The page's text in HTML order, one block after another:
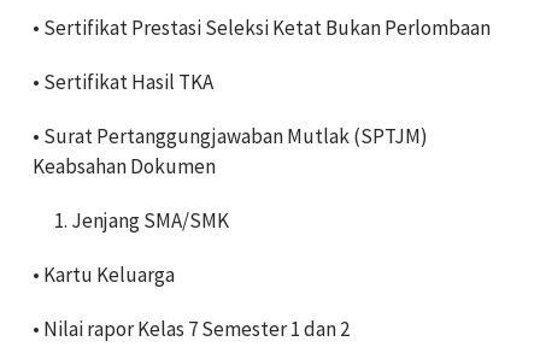
• Sertifikat Prestasi Seleksi Ketat Bukan Perlombaan
• Sertifikat Hasil TKA
• Surat Pertanggungjawaban Mutlak (SPTJM)
Keabsahan Dokumen
Jenjang SMA/SMK
• Kartu Keluarga
• Nilai rapor Kelas 7 Semester 1 dan 2